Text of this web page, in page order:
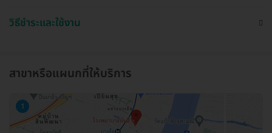
วิธีชำระและใช้งาน
สาขาหรือแผนกที่ให้บริการ
1